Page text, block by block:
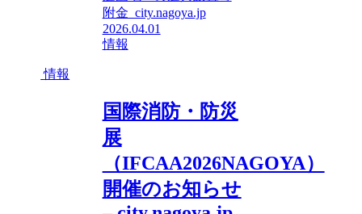
附金 city.nagoya.jp
2026.04.01
情報
情報
国際消防・防災
展
（IFCAA2026NAGOYA）
開催のお知らせ